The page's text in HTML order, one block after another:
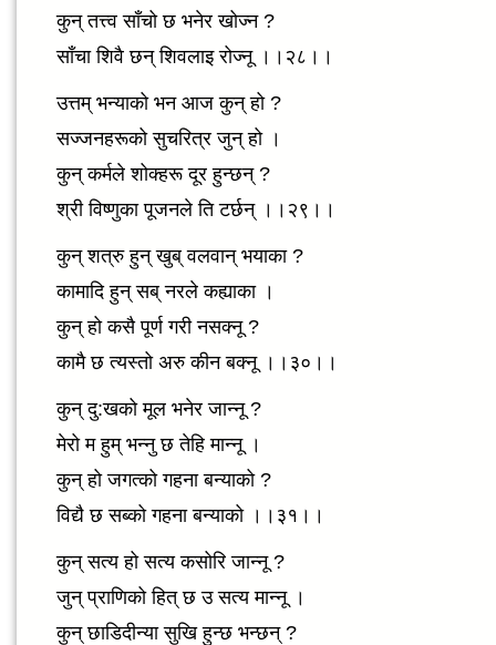
कुन् तत्त्व साँचो छ भनेर खोज्न ?
साँचा शिवै छन् शिवलाइ रोज्नू ।।२८।।
उत्तम् भन्याको भन आज कुन् हो ?
सज्जनहरूको सुचरित्र जुन् हो ।
कुन् कर्मले शोक्हरू दूर हुन्छन् ?
श्री विष्णुका पूजनले ति टर्छन् ।।२९।।
कुन् शत्रु हुन् खुब् वलवान् भयाका ?
कामादि हुन् सब् नरले कह्याका ।
कुन् हो कसै पूर्ण गरी नसक्नू ?
कामै छ त्यस्तो अरु कीन बक्नू ।।३०।।
कुन् दु:खको मूल भनेर जान्नू ?
मेरो म हुम् भन्नु छ तेहि मान्नू ।
कुन् हो जगत्को गहना बन्याको ?
विद्यै छ सब्को गहना बन्याको ।।३१।।
कुन् सत्य हो सत्य कसोरि जान्नू ?
जुन् प्राणिको हित् छ उ सत्य मान्नू ।
कुन् छाडिदीन्या सुखि हुन्छ भन्छन् ?